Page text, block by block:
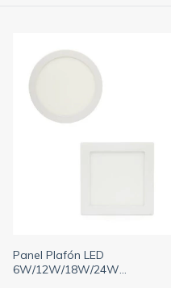
Panel Plafón LED
6W/12W/18W/24W